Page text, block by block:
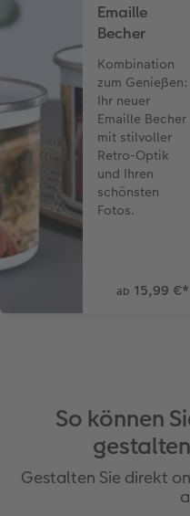
Emaille
Becher
Kombination
zum Genießen:
Ihr neuer
Emaille Becher
mit stilvoller
Retro-Optik
und Ihren
schönsten
Fotos.
ab 15,99 €*
So können
Gestalten Sie direkt